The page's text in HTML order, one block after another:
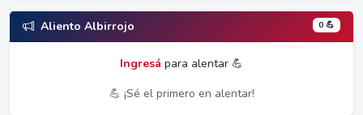
Aliento Albirrojo 0 💪
Ingresá para alentar 💪
💪 ¡Sé el primero en alentar!